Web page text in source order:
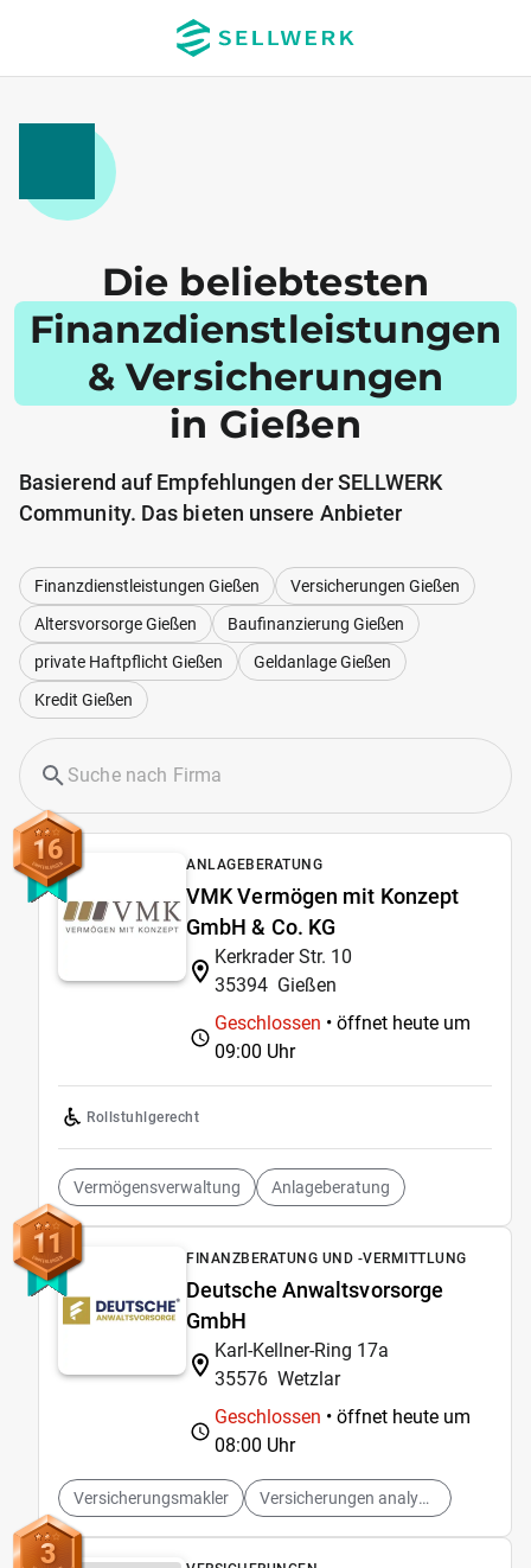
Die beliebtesten
Finanzdienstleistungen
& Versicherungen
in Gießen
Basierend auf Empfehlungen der SELLWERK
Community. Das bieten unsere Anbieter
Finanzdienstleistungen Gießen
Versicherungen Gießen
Altersvorsorge Gießen
Baufinanzierung Gießen
private Haftpflicht Gießen
Geldanlage Gießen
Kredit Gießen
16 ANLAGEBERATUNG
VMK Vermögen mit Konzept
GmbH & Co. KG
Kerkrader Str. 10
35394 Gießen
Geschlossen • öffnet heute um
09:00 Uhr
Rollstuhlgerecht
Vermögensverwaltung Anlageberatung
11 FINANZBERATUNG UND -VERMITTLUNG
Deutsche Anwaltsvorsorge
GmbH
Karl-Kellner-Ring 17a
35576 Wetzlar
Geschlossen • öffnet heute um
08:00 Uhr
Versicherungsmakler Versicherungen analysieren
3